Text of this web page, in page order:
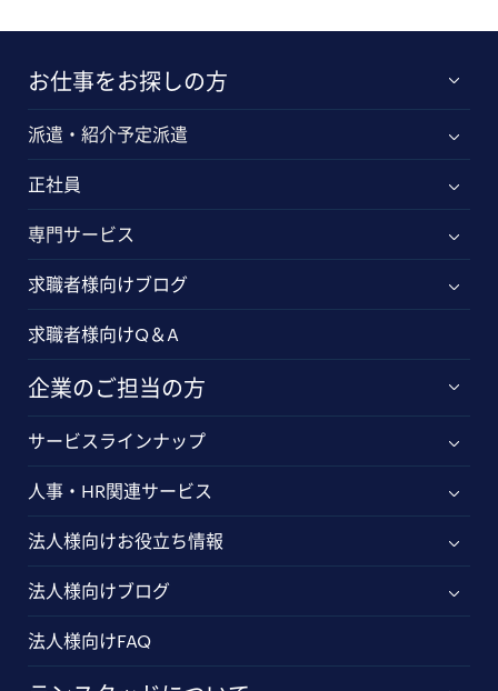
お仕事をお探しの方
派遣・紹介予定派遣
正社員
専門サービス
求職者様向けブログ
求職者様向けQ＆A
企業のご担当の方
サービスラインナップ
人事・HR関連サービス
法人様向けお役立ち情報
法人様向けブログ
法人様向けFAQ